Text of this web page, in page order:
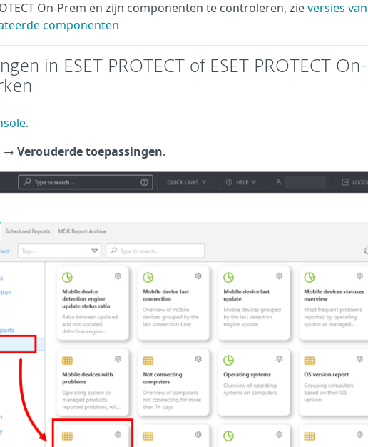
On-Prem en zijn componenten te controleren, zieversies van
componenten
in ESET PROTECT of ESET PROTECT On-
.
→ Verouderde toepassingen.